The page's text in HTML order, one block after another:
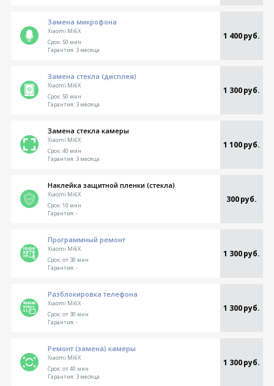
Замена микрофона
Xiaomi Mi6X 1 400 руб.
Срок:50 мин
Гарантия:3 месяца
Замена стекла (дисплея)
Xiaomi Mi6X 1 300 руб.
Срок:50 мин
Гарантия:3 месяца
Замена стекла камеры
Xiaomi Mi6X 1 100 руб.
Срок:40 мин
Гарантия:3 месяца
Наклейка защитной пленки (стекла)
Xiaomi Mi6X 300 руб.
Срок:10 мин
Гарантия:-
Программный ремонт
Xiaomi Mi6X 1 300 руб.
Срок:от 30 мин
Гарантия:-
Разблокировка телефона
Xiaomi Mi6X 1 300 руб.
Срок:от 30 мин
Гарантия:-
Ремонт (замена) камеры
Xiaomi Mi6X 1 300 руб.
Срок:от 40 мин
Гарантия:3 месяца